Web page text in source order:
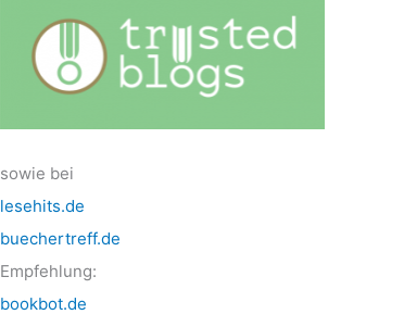
sowie bei
lesehits.de
buechertreff.de
Empfehlung:
bookbot.de